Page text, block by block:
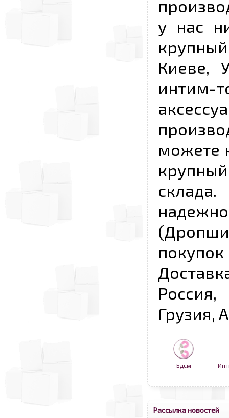
у нас
Киеве,
можете
Грузия,
Бдсм
Рассылка новостей